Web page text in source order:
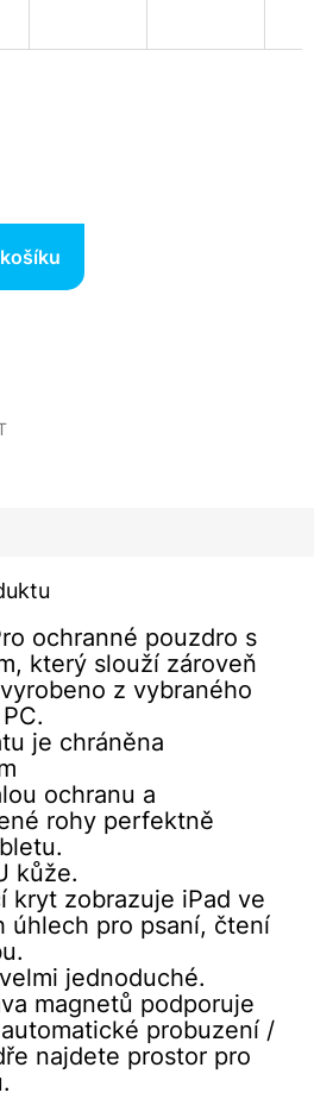
ochranné pouzdro s
který slouží zároveň
z vybraného
je chráněna
ochranu a
rohy perfektně
kůže.
kryt zobrazuje iPad ve
úhlech pro psaní, čtení
jednoduché.
magnetů podporuje
probuzení /
najdete prostor pro